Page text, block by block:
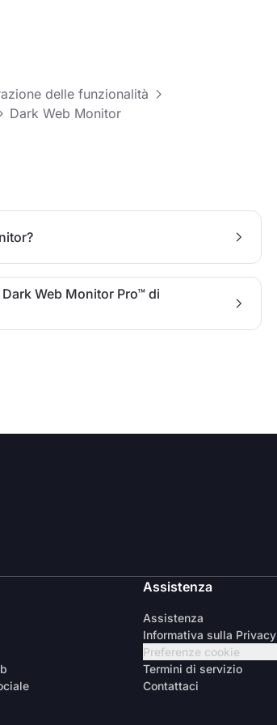
delle funzionalità
Dark Web Monitor
Web Monitor Pro™ di
Assistenza
Assistenza
Informativa sulla Privacy
Preferenze cookie
Termini di servizio
Contattaci